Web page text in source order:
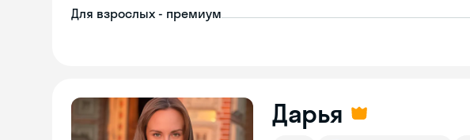
Для взрослых - премиум
Дарья